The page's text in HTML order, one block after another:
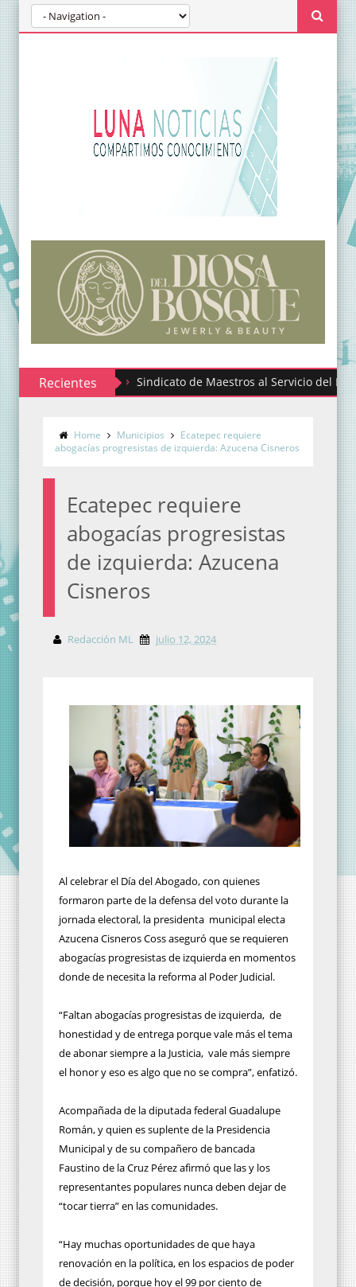
RecientesSindicato de Maestros al Servicio del Estado de
Home Municipios
Ecatepec requiere
abogacías progresistas de izquierda: Azucena Cisneros
Ecatepec requiere
abogacías progresistas
de izquierda: Azucena
Cisneros
Redacción ML julio 12, 2024
Al celebrar el Día del Abogado, con quienes
formaron parte de la defensa del voto durante la
jornada electoral, la presidenta municipal electa
Azucena Cisneros Coss aseguró que se requieren
abogacías progresistas de izquierda en momentos
donde de necesita la reforma al Poder Judicial.
“Faltan abogacías progresistas de izquierda, de
honestidad y de entrega porque vale más el tema
de abonar siempre a la Justicia, vale más siempre
el honor y eso es algo que no se compra”, enfatizó.
Acompañada de la diputada federal Guadalupe
Román, y quien es suplente de la Presidencia
Municipal y de su compañero de bancada
Faustino de la Cruz Pérez afirmó que las y los
representantes populares nunca deben dejar de
“tocar tierra” en las comunidades.
“Hay muchas oportunidades de que haya
renovación en la política, en los espacios de poder
de decisión, porque hoy el 99 por ciento de